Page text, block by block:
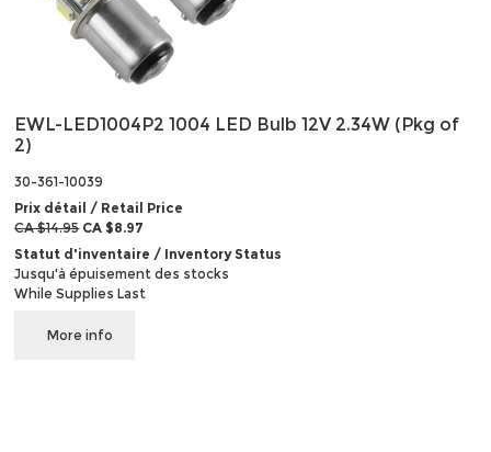
EWL-LED1004P2 1004 LED Bulb 12V 2.34W (Pkg of
2)
30-361-10039
Prix détail / Retail Price
CA $14.95CA $8.97
Statut d'inventaire / Inventory Status
Jusqu'à épuisement des stocks
While Supplies Last
More info